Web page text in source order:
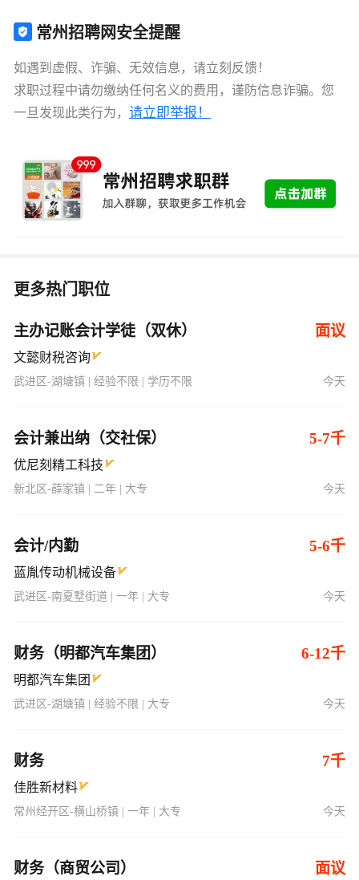
常州招聘网安全提醒
如遇到虚假、诈骗、无效信息，请立刻反馈！
求职过程中请勿缴纳任何名义的费用，谨防信息诈骗。您
一旦发现此类行为， 请立即举报！
更多热门职位
主办记账会计学徒（双休） 面议
文懿财税咨询
武进区-湖塘镇 | 经验不限 | 学历不限 今天
会计兼出纳（交社保） 5-7千
优尼刻精工科技
新北区-薛家镇 | 二年 | 大专 今天
会计/内勤 5-6千
蓝胤传动机械设备
武进区-南夏墅街道 | 一年 | 大专 今天
财务（明都汽车集团） 6-12千
明都汽车集团
武进区-湖塘镇 | 经验不限 | 大专 今天
财务 7千
佳胜新材料
常州经开区-横山桥镇 | 一年 | 大专 今天
财务（商贸公司） 面议